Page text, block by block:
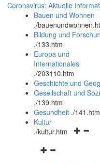
Coronavirus: Aktuelle
Bauen und Wohnen
./
Bildung und
./133.htm
Europa und
Internationales
./203110.htm
Geschichte und
Gesellschaft und
./139.htm
Gesundheit ./141.htm
Kultur
./kultur.htm
Navigationsmenü